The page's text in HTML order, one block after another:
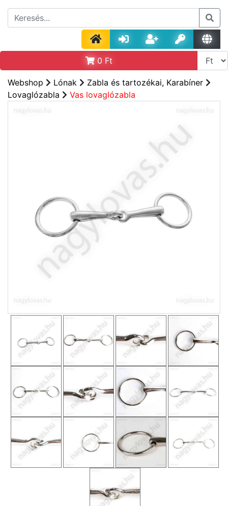
0 Ft
Webshop Lónak
Zabla és tartozékai, Karabíner
Lovaglózabla
Vas lovaglózabla